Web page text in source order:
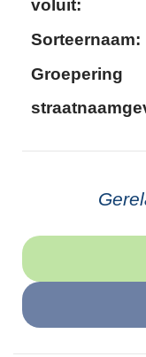
voluit:
Sorteernaam:
Groepering